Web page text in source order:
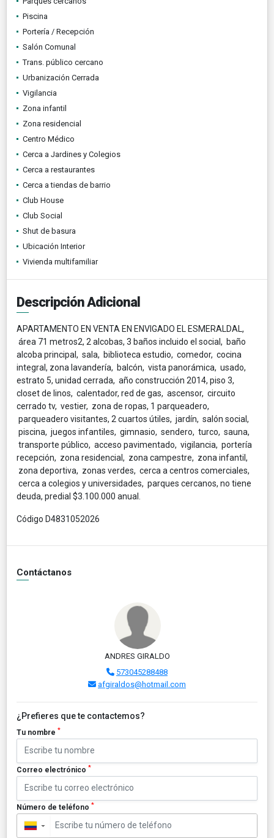
Piscina
Portería / Recepción
Salón Comunal
Trans. público cercano
Urbanización Cerrada
Vigilancia
Zona infantil
Zona residencial
Centro Médico
Cerca a Jardines y Colegios
Cerca a restaurantes
Cerca a tiendas de barrio
Club House
Club Social
Shut de basura
Ubicación Interior
Vivienda multifamiliar
Descripción Adicional
APARTAMENTO EN VENTA EN ENVIGADO EL ESMERALDAL,
área 71 metros2, 2 alcobas, 3 baños incluido el social, baño
alcoba principal, sala, biblioteca estudio, comedor, cocina
integral, zona lavandería, balcón, vista panorámica, usado,
estrato 5, unidad cerrada, año construcción 2014, piso 3,
closet de linos, calentador, red de gas, ascensor, circuito
cerrado tv, vestier, zona de ropas, 1 parqueadero,
parqueadero visitantes, 2 cuartos útiles, jardín, salón social,
piscina, juegos infantiles, gimnasio, sendero, turco, sauna,
transporte público, acceso pavimentado, vigilancia, portería
recepción, zona residencial, zona campestre, zona infantil,
zona deportiva, zonas verdes, cerca a centros comerciales,
cerca a colegios y universidades, parques cercanos, no tiene
deuda, predial $3.100.000 anual.
Código D4831052026
Contáctanos
ANDRES GIRALDO
573045288488
afgiraldos@hotmail.com
¿Prefieres que te contactemos?
Tu nombre *
Correo electrónico *
Número de teléfono *
▼